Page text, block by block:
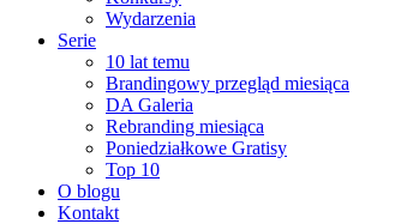
Wydarzenia
Serie
10 lat temu
Brandingowy przegląd miesiąca
DA Galeria
Rebranding miesiąca
Poniedziałkowe Gratisy
Top 10
O blogu
Kontakt